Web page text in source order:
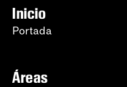
Inicio
Portada
Áreas